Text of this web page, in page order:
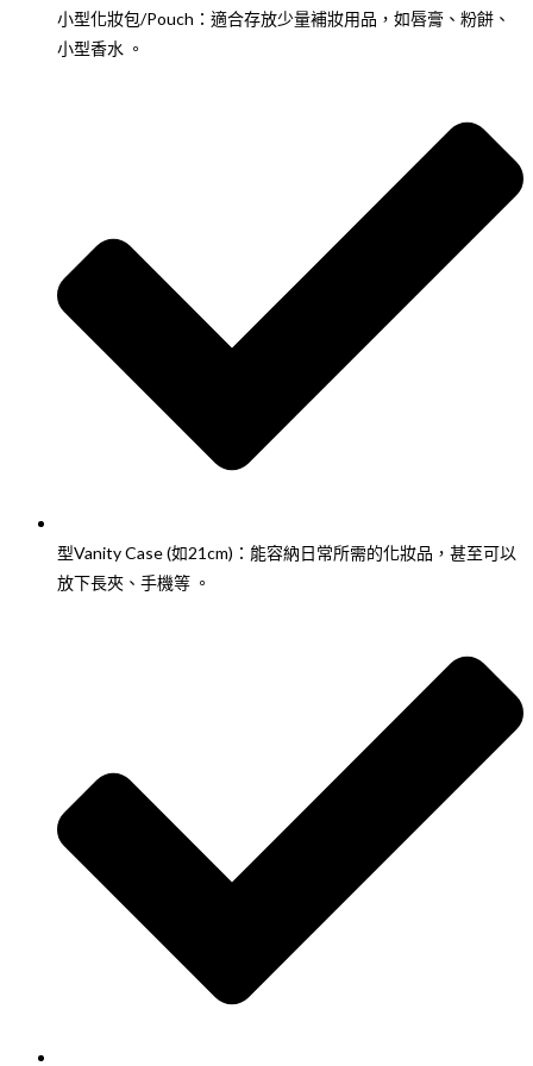
小型化妝包/Pouch：適合存放少量補妝用品，如唇膏、粉餅、
小型香水 。
型Vanity Case (如21cm)：能容納日常所需的化妝品，甚至可以
放下長夾、手機等 。